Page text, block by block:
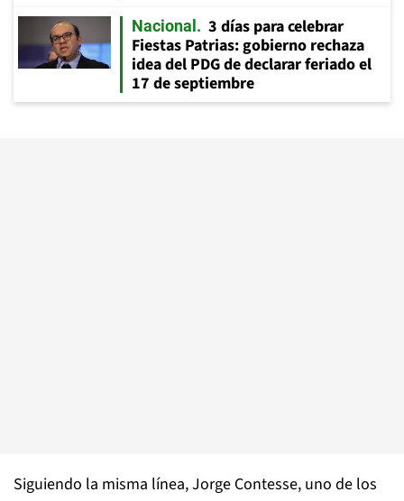
Nacional
3 días para celebrar
Fiestas Patrias: gobierno rechaza
idea del PDG de declarar feriado el
17 de septiembre
Siguiendo la misma línea, Jorge Contesse, uno de los